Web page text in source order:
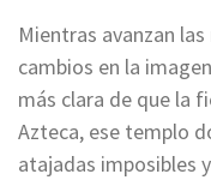
Mientras avanzan
cambios en la
más clara de que la
Azteca, ese templo
atajadas imposibles